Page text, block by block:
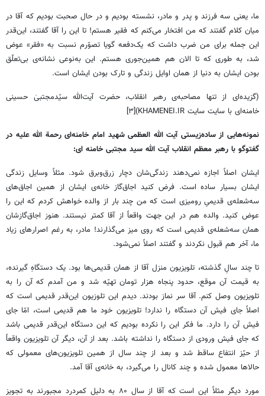
ما، یعنی سه فرزند و پدر و مادر، نشسته بودیم و در حال صحبت بودیم که آقا در
میان کلام گفتند که من افتخار می‌کنم که فقیر هستم! تا این را آقا گفتند، این‌قدر
این جمله برای من ضرب داشت که یک‌دفعه گویا تصوّرم نسبت به «فقر» عوض
شد، به طوری که تا الان هم همین‌جوری هستم. این به‌نوعی نشانه‌ی بی‌تعلّق
بودن ایشان به دنیا از همان اوایل زندگی و تارک بودن ایشان است.
(گزیده‌ای از تنها مصاحبه‌ی رهبر انقلاب، حضرت آیت‌الله سیّدمجتبیٰ حسینی
خامنه‌ای با سایت سایت KHAMENEI.IR)[۳]
نمونه‌هایی از ساده‌زیستی آیت الله العظمی شهید امام خامنه‌ای رحمة الله علیه در
گفتوگو با رهبر معظم انقلاب آیت الله سید مجتبی خامنه ای:
ایشان اصلاً اجازه نمی‌دهند زندگی‌شان دچار زرق‌وبرق شود. مثلاً وسایل زندگی
ایشان بسیار ساده است. فرض کنید اجاق‌گاز خانه‌ی ایشان از همین اجاق‌های
سه‌شعله‌ی قدیمیِ رومیزی است که من چند بار از والده خواهش کردم که این را
عوض کنید. والده هم در این جهت واقعاً از آقا کمتر نیستند. هنوز اجاق‌گازشان
همان سه‌شعله‌ی قدیمی است که روی میز می‌گذارند! مادر، به رغم اصرارهای زیاد
ما، آخر هم قبول نکردند و گفتند اصلاً نمی‌شود.
تا چند سالِ گذشته، تلویزیون منزل آقا از همان قدیمی‌ها بود. یک دستگاهِ گیرنده،
به قیمت آن موقع، حدود پنجاه هزار تومان تهیّه شد و من آمدم که آن را به
تلویزیون وصل کنم. آقا سر نماز بودند. دیدم این تلوزیون این‌قدر قدیمی است که
اصلاً جای فیش آن دستگاه را ندارد! تلویزیون خود ما هم قدیمی است، امّا جای
فیش آن را دارد. ما فکر این را نکرده بودیم که این‌ دستگاه این‌قدر قدیمی باشد
که جای فیش ورودی از دستگاه را نداشته باشد. بعد از آن، دیگر آن تلویزیون واقعاً
از حیّز انتفاع ساقط شد و بعد از چند سال از همین تلویزیون‌های معمولی که
حالاها معمول شده و چند کانال را می‌گیرد، به خانه‌ی آقا آمد.
مورد دیگر مثلاً این است که آقا از سال ۸۰ به دلیل کمردرد مجبورند به تجویز